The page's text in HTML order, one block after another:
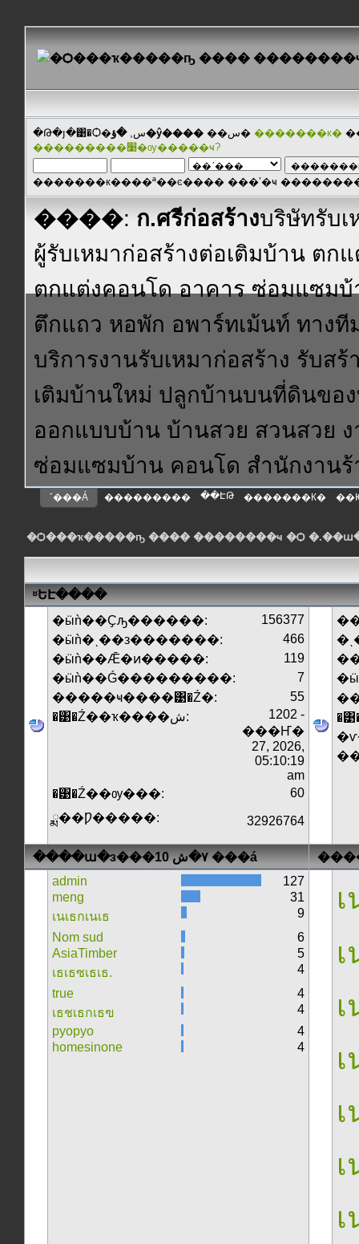
�Թ�յ�͹�Ѻ�س,�ؤ�ŷ���� ��س� �������к�
���������׹�ѹ�����ҹ?
�������к����ª��ͼ���� ���ʼ�ҹ
����:ก.ศรีก่อสร้างบริษัทรับเ
ผู้รับเหมาก่อสร้างต่อเติมบ้าน ตก
ตกแต่งคอนโด อาคาร ซ่อมแซมบ้
ตึกแถว หอพัก อพาร์ทเม้นท์ ทางที
บริการงานรับเหมาก่อสร้าง รับสร้
เติมบ้านใหม่ ปลูกบ้านบนที่ดินขอ
ออกแบบบ้าน บ้านสวย สวนสวย ง
ซ่อมแซมบ้าน คอนโด สำนักงาน
˹���Á ��������� ��ԷԹ �������К�
�Ѻ���ҡ�����ҧ ���� ��������ҹ �Ѻ
ʶԵԷ����
�ӹǹ��Ҫԡ������:
156377
�ӹǹ�ͺ��з�������:
466
�ӹǹ��Ǣ�ͷ�����:
119
�ӹǹ��Ǵ���������:
7
�����ҹ����͹�Ź�:
55
�͹�Ź��ҡ����ش:
1202 -
���Ҥ�
27, 2026,
05:10:19
am
�͹�Ź��ѹ���:
60
ྨ��Ƿ�����:
32926764
����ա�з���٧�ش 10 ���á
admin
127
meng
31
เนเธกเนเธ
9
Nom sud
6
AsiaTimber
5
เธเธซเธเธ.
4
true
4
เธชเธกเธฃ
4
pyopyo
4
homesinone
4
เ
เ
เ
เ
เ
เ
เ